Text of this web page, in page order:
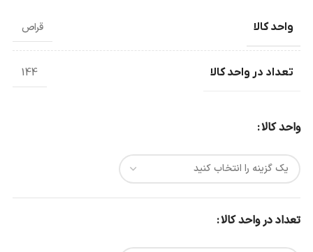
واحد کالا قراص
تعداد در واحد کالا 144
واحد کالا
تعداد در واحد کالا